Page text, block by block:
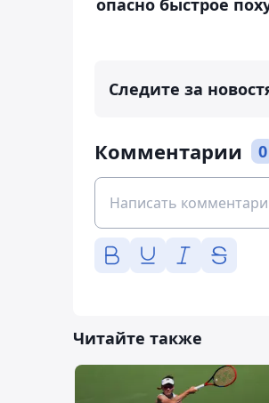
опасно быстрое
Следите за
Комментарии 0
Читайте также